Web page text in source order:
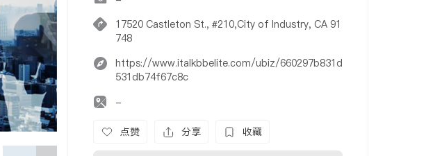
17520 Castleton St., #210,City of Industry, CA 91
748
https://www.italkbbelite.com/ubiz/660297b831d
531db74f67c8c
-
点赞 分享 收藏